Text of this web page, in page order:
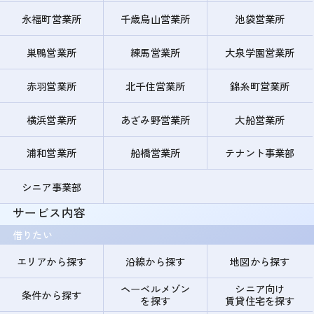
永福町営業所 千歳烏山営業所 池袋営業所
巣鴨営業所 練馬営業所 大泉学園営業所
赤羽営業所 北千住営業所 錦糸町営業所
横浜営業所 あざみ野営業所 大船営業所
浦和営業所 船橋営業所 テナント事業部
シニア事業部
サービス内容
借りたい
エリアから探す
沿線から探す 地図から探す
条件から探す
ヘーベルメゾン
を探す
シニア向け
賃貸住宅を探す